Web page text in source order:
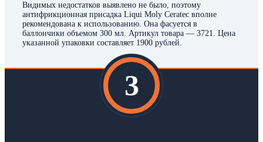
Видимых недостатков выявлено не было, поэтому
антифрикционная присадка Liqui Moly Ceratec вполне
рекомендована к использованию. Она фасуется в
баллончики объемом 300 мл. Артикул товара — 3721. Цена
указанной упаковки составляет 1900 рублей.
3